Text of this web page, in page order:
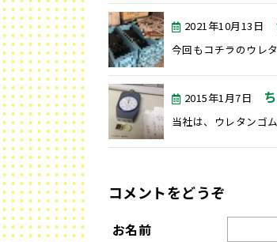
2021年10月13日
今回もコチラのウレ
2015年1月7日
当社は、ウレタンゴ
コメントをどうぞ
お名前